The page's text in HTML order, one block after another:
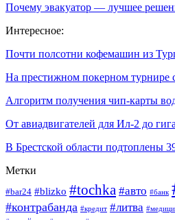
Почему эвакуатор — лучшее
Интересное:
Почти полсотни кофемашин из
На престижном покерном
Алгоритм получения чип-карты
От авиадвигателей для Ил-2 до
В Брестской области подтоплены
Метки
#bar24 #blizko #tochka #авто #банк
#контрабанда #кредит #литва